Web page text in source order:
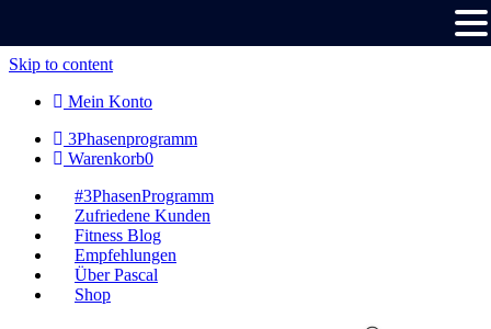
Skip to content
Mein Konto
3Phasenprogramm
Warenkorb0
#3PhasenProgramm
Zufriedene Kunden
Fitness Blog
Empfehlungen
Über Pascal
Shop